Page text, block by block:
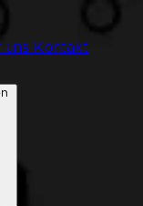
uns Kontakt